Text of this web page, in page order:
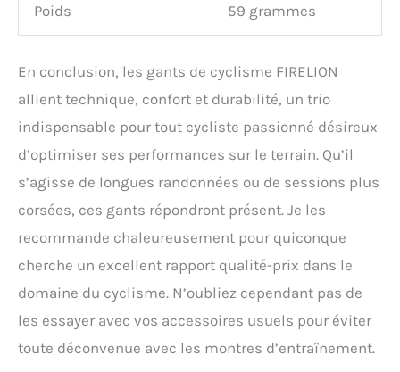
Poids 59 grammes
En conclusion, les gants de cyclisme FIRELION
allient technique, confort et durabilité, un trio
indispensable pour tout cycliste passionné désireux
d’optimiser ses performances sur le terrain. Qu’il
s’agisse de longues randonnées ou de sessions plus
corsées, ces gants répondront présent. Je les
recommande chaleureusement pour quiconque
cherche un excellent rapport qualité-prix dans le
domaine du cyclisme. N’oubliez cependant pas de
les essayer avec vos accessoires usuels pour éviter
toute déconvenue avec les montres d’entraînement.